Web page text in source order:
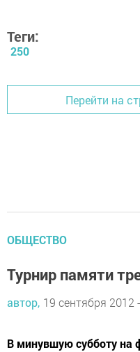
Теги:
250
Перейти на
ОБЩЕСТВО
Турнир памяти
автор, 19 сентября 2012
В минувшую субботу на